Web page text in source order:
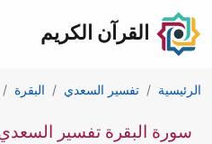
القرآن الكريم
الرئيسية تفسير السعدي البقرة
سورة البقرة تفسير السعدي